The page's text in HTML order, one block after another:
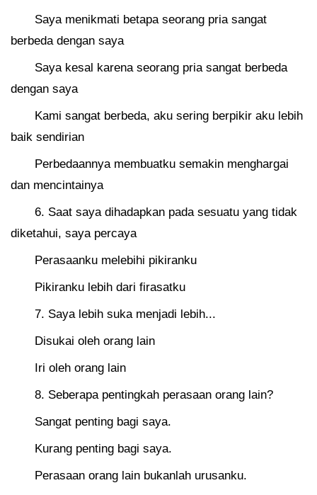
Saya menikmati betapa seorang pria sangat
berbeda dengan saya
Saya kesal karena seorang pria sangat berbeda
dengan saya
Kami sangat berbeda, aku sering berpikir aku lebih
baik sendirian
Perbedaannya membuatku semakin menghargai
dan mencintainya
6. Saat saya dihadapkan pada sesuatu yang tidak
diketahui, saya percaya
Perasaanku melebihi pikiranku
Pikiranku lebih dari firasatku
7. Saya lebih suka menjadi lebih...
Disukai oleh orang lain
Iri oleh orang lain
8. Seberapa pentingkah perasaan orang lain?
Sangat penting bagi saya.
Kurang penting bagi saya.
Perasaan orang lain bukanlah urusanku.